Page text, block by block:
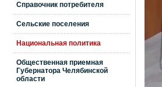
Справочник потребителя
Сельские поселения
Национальная политика
Общественная приемная
Губернатора Челябинской
области